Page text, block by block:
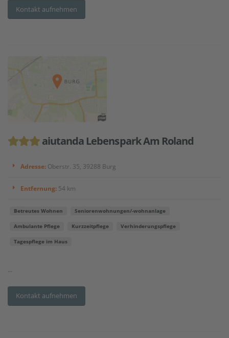
Kontakt aufnehmen
aiutanda Lebenspark Am Roland
Adresse: Oberstr. 35, 39288 Burg
Entfernung: 54 km
Betreutes Wohnen Seniorenwohnungen/-wohnanlage
Ambulante Pflege Kurzzeitpflege Verhinderungspflege
Tagespflege im Haus
...
Kontakt aufnehmen